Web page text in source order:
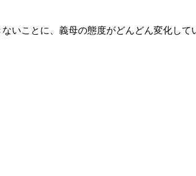
いことに、義母の態度がどんどん変化して